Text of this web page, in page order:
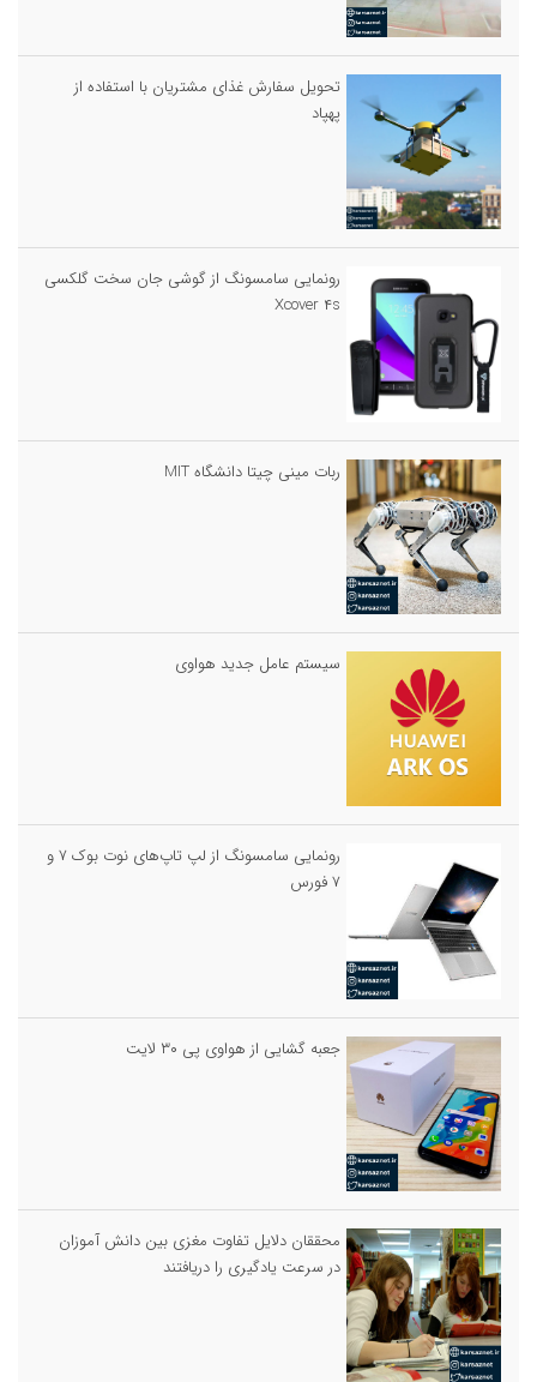
تحویل سفارش غذای مشتریان با استفاده از
پهپاد
رونمایی سامسونگ از گوشی جان سخت گلکسی
Xcover ۴s
ربات مینی چیتا دانشگاه MIT
سیستم عامل جدید هواوی
رونمایی سامسونگ از لپ تاپ‌های نوت بوک ۷ و
۷ فورس
جعبه گشایی از هواوی پی ۳۰ لایت
محققان دلایل تفاوت مغزی بین دانش آموزان
در سرعت یادگیری را دریافتند